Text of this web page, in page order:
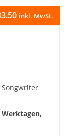
inkl. MwSt.
Songwriter